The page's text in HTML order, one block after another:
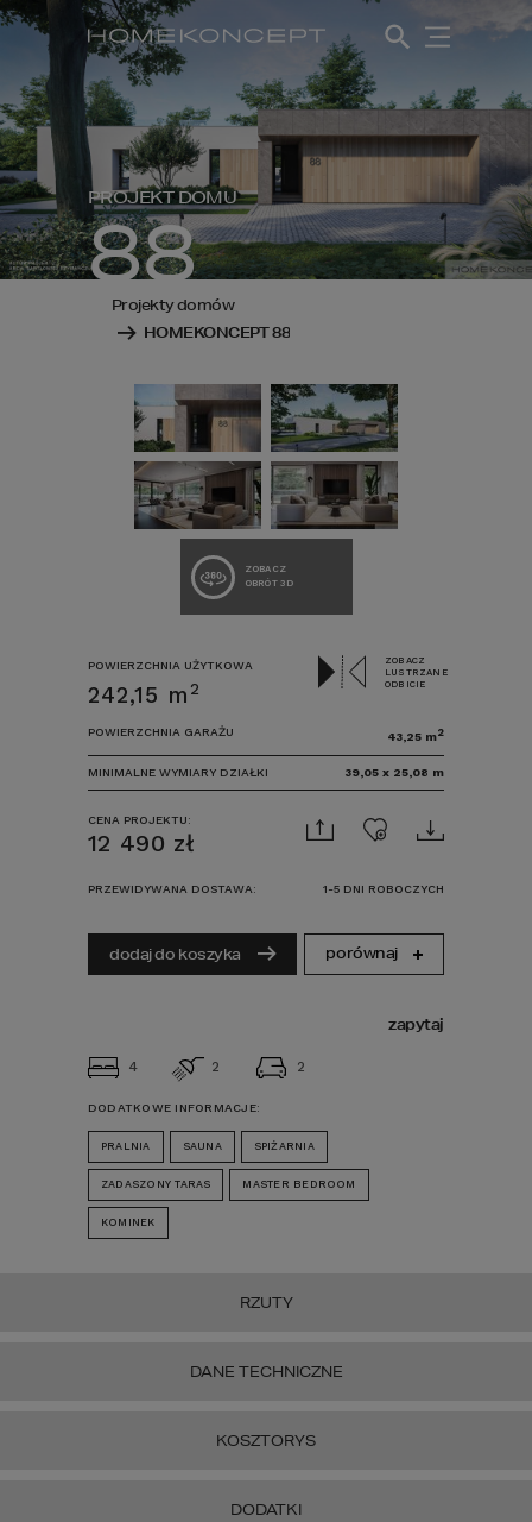
PROJEKT DOMU
88
Projekty domów
HOMEKONCEPT 88
ZOBACZ
OBRÓT 3D
4 2 2
DODATKOWE INFORMACJE:
PRALNIA SAUNA SPIŻARNIA
ZADASZONY TARAS MASTER BEDROOM
KOMINEK
POWIERZCHNIA UŻYTKOWA
242,15 m 2
ZOBACZ
LUSTRZANE
ODBICIE
POWIERZCHNIA GARAŻU 43,25 m2
MINIMALNE WYMIARY DZIAŁKI 39,05 x 25,08 m
CENA PROJEKTU:
12 490 zł
PRZEWIDYWANA DOSTAWA: 1-5 DNI ROBOCZYCH
dodaj do koszyka porównaj
zapytaj
RZUTY
DANE TECHNICZNE
KOSZTORYS
DODATKI